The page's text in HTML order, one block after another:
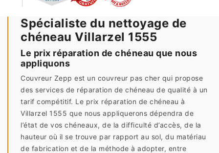
Spécialiste du nettoyage de
chéneau Villarzel 1555
Le prix réparation de chéneau que nous
appliquons
Couvreur Zepp est un couvreur pas cher qui propose
des services de réparation de chéneau de qualité à un
tarif compétitif. Le prix réparation de chéneau à
Villarzel 1555 que nous appliquerons dépendra de
l’état de vos chéneaux, de la difficulté d’accès, de la
hauteur où il se trouve par rapport au sol, du matériau
de fabrication et de la méthode à adopter, entre